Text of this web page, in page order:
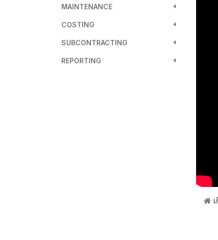
MAINTENANCE
COSTING
SUBCONTRACTING
REPORTING